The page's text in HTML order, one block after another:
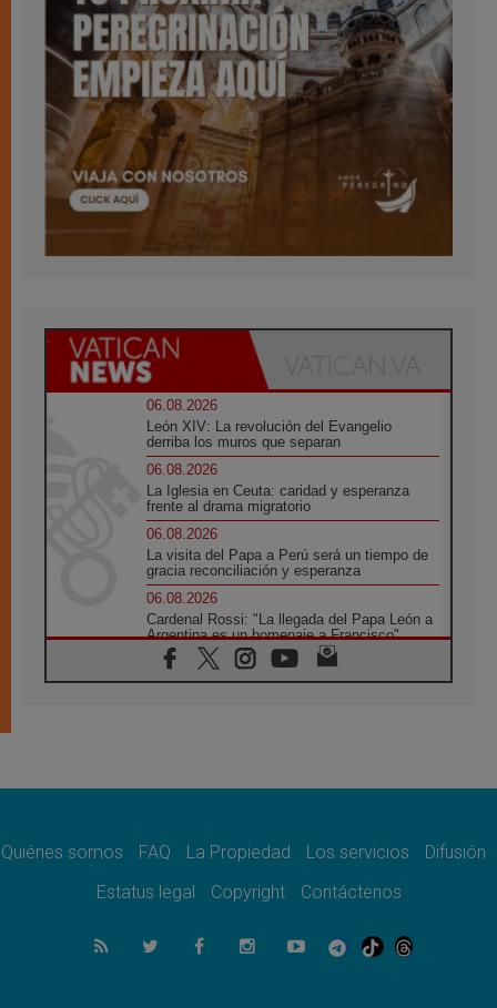
06.08.2026
León XIV: La revolución del Evangelio
derriba los muros que separan
06.08.2026
La Iglesia en Ceuta: caridad y esperanza
frente al drama migratorio
06.08.2026
La visita del Papa a Perú será un tiempo de
gracia reconciliación y esperanza
06.08.2026
Cardenal Rossi: "La llegada del Papa León a
Argentina es un homenaje a Francisco"
06.08.2026
En Asís, León XIV invita a los jóvenes a
05.08.2026
05.08.2026
sabiduría para afrontar los urgentes desafíos
05.08.2026
En marcha hacia Asís en nombre de San
Quiénes somos FAQ La Propiedad Los servicios
Difusión
Estatus legal
Copyright Contáctenos